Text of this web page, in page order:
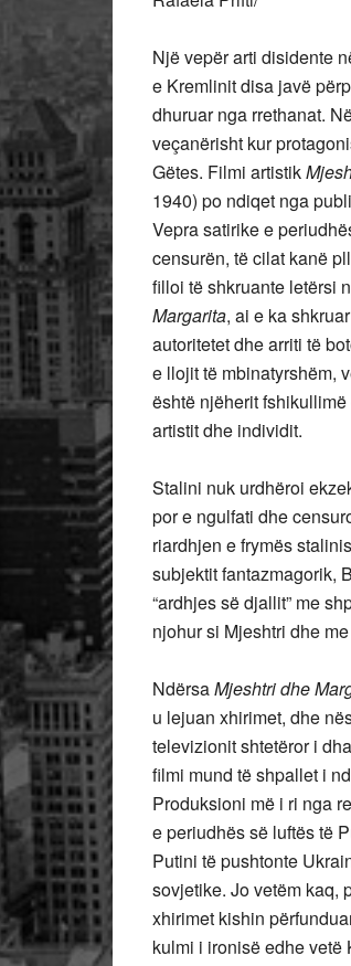
Një vepër arti disidente
e Kremlinit disa javë
dhuruar nga rrethanat.
veçanërisht kur
Gëtes. Filmi artistik
1940) po ndiqet nga
Vepra satirike e
censurën, të cilat kanë
filloi të shkruante letërsi
Margarita, ai e ka
autoritetet dhe arriti të
e llojit të mbinatyrshëm,
është njëherit
artistit dhe individit.
Stalini nuk urdhëroi
por e ngulfati dhe
riardhjen e frymës
subjektit fantazmagorik,
“ardhjes së djallit” me
njohur si Mjeshtri dhe
NdërsaMjeshtri dhe
u lejuan xhirimet, dhe
televizionit shtetëror i
filmi mund të shpallet i
Produksioni më i ri nga
e periudhës së luftës të
Putini të pushtonte
sovjetike. Jo vetëm kaq,
xhirimet kishin
kulmi i ironisë edhe vetë